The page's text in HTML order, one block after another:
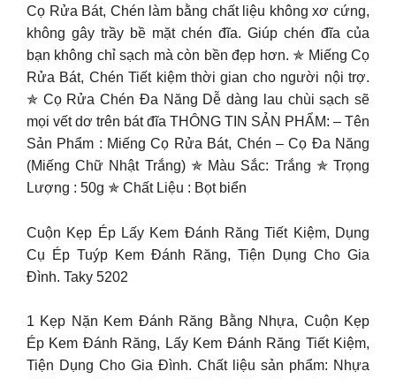
Cọ Rửa Bát, Chén làm bằng chất liệu không xơ cứng,
không gây trầy bề mặt chén đĩa. Giúp chén đĩa của
bạn không chỉ sạch mà còn bền đẹp hơn. ✯ Miếng Cọ
Rửa Bát, Chén Tiết kiệm thời gian cho người nội trợ.
✯ Cọ Rửa Chén Đa Năng Dễ dàng lau chùi sạch sẽ
mọi vết dơ trên bát đĩa THÔNG TIN SẢN PHẨM: – Tên
Sản Phẩm : Miếng Cọ Rửa Bát, Chén – Cọ Đa Năng
(Miếng Chữ Nhật Trắng) ✯ Màu Sắc: Trắng ✯ Trọng
Lượng : 50g ✯ Chất Liệu : Bọt biển
Cuộn Kẹp Ép Lấy Kem Đánh Răng Tiết Kiệm, Dụng
Cụ Ép Tuýp Kem Đánh Răng, Tiện Dụng Cho Gia
Đình. Taky 5202
1 Kẹp Nặn Kem Đánh Răng Bằng Nhựa, Cuộn Kẹp
Ép Kem Đánh Răng, Lấy Kem Đánh Răng Tiết Kiệm,
Tiện Dụng Cho Gia Đình. Chất liệu sản phẩm: Nhựa